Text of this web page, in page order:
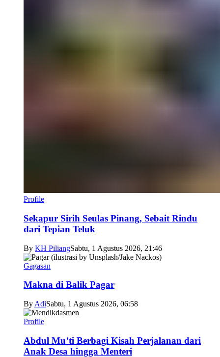
Profile
Sekapur Sirih Seulas Pinang, Sebait Rindu
dari Tepian Teluk
By KH PiliangSabtu, 1 Agustus 2026, 21:46
Gagasan
Makna di Balik Pagar
By AdiSabtu, 1 Agustus 2026, 06:58
Profile
Abdul Mu’ti Berbagi Kisah Perjalanan dari
Anak Desa hingga Menteri